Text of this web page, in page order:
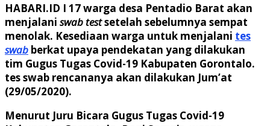
HABARI.ID I 17 warga desa Pentadio Barat akan
menjalani swab testsetelah sebelumnya sempat
menolak. Kesediaan warga untuk menjalani tes
swab berkat upaya pendekatan yang dilakukan
tim Gugus Tugas Covid-19 Kabupaten Gorontalo.
tes swab rencananya akan dilakukan Jum’at
(29/05/2020).
Menurut Juru Bicara Gugus Tugas Covid-19